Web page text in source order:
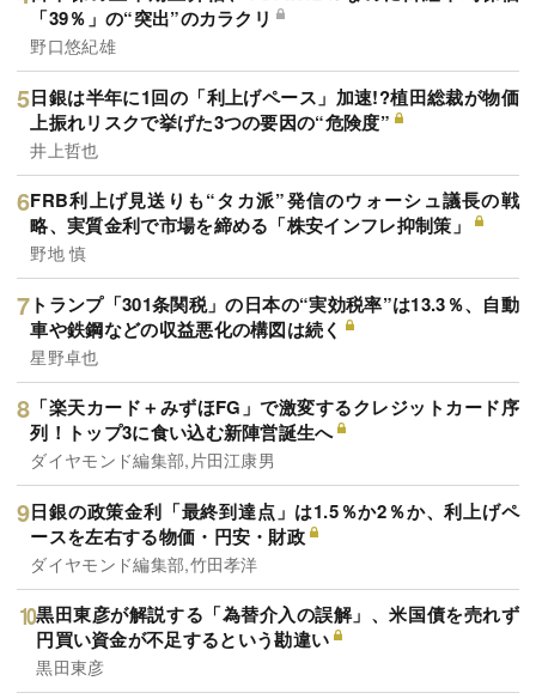
「39％」の“突出”のカラクリ
野口悠紀雄
日銀は半年に1回の「利上げペース」加速!?植田総裁が物価
上振れリスクで挙げた3つの要因の“危険度”
井上哲也
FRB利上げ見送りも“タカ派”発信のウォーシュ議長の戦
略、実質金利で市場を締める「株安インフレ抑制策」
野地 慎
トランプ「301条関税」の日本の“実効税率”は13.3％、自動
車や鉄鋼などの収益悪化の構図は続く
星野卓也
「楽天カード＋みずほFG」で激変するクレジットカード序
列！トップ3に食い込む新陣営誕生へ
ダイヤモンド編集部,片田江康男
日銀の政策金利「最終到達点」は1.5％か2％か、利上げペ
ースを左右する物価・円安・財政
ダイヤモンド編集部,竹田孝洋
黒田東彦が解説する「為替介入の誤解」、米国債を売れず
円買い資金が不足するという勘違い
黒田東彦